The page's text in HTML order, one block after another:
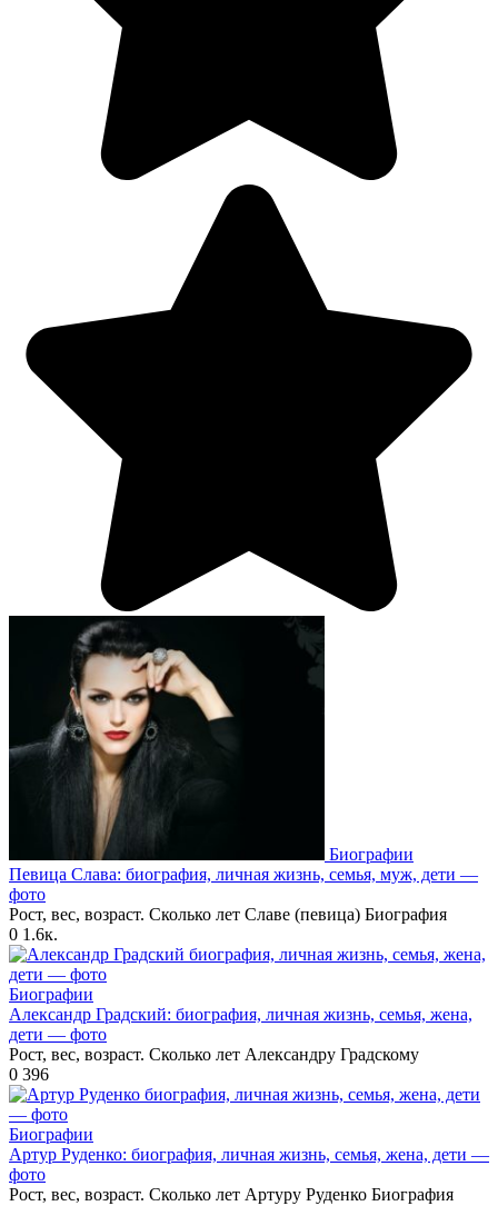
Биографии
Певица Слава: биография, личная жизнь, семья, муж, дети —
фото
Рост, вес, возраст. Сколько лет Славе (певица) Биография
0 1.6к.
Биографии
Александр Градский: биография, личная жизнь, семья, жена,
дети — фото
Рост, вес, возраст. Сколько лет Александру Градскому
0 396
Биографии
Артур Руденко: биография, личная жизнь, семья, жена, дети —
фото
Рост, вес, возраст. Сколько лет Артуру Руденко Биография